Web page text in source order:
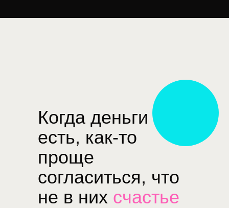
Когда деньги
есть, как-то
проще
согласиться, что
не в них счастье